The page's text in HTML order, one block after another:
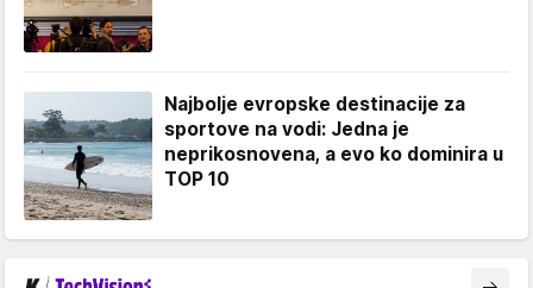
Najbolje evropske destinacije za
sportove na vodi: Jedna je
neprikosnovena, a evo ko dominira u
TOP 10